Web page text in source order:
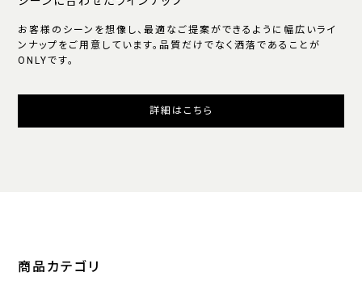
お客様のシーンを想像し、最適なご提案ができるように幅広いライ
ンナップをご用意しています。品質だけでなく洒落であることが
ONLYです。
詳細はこちら
商品カテゴリ